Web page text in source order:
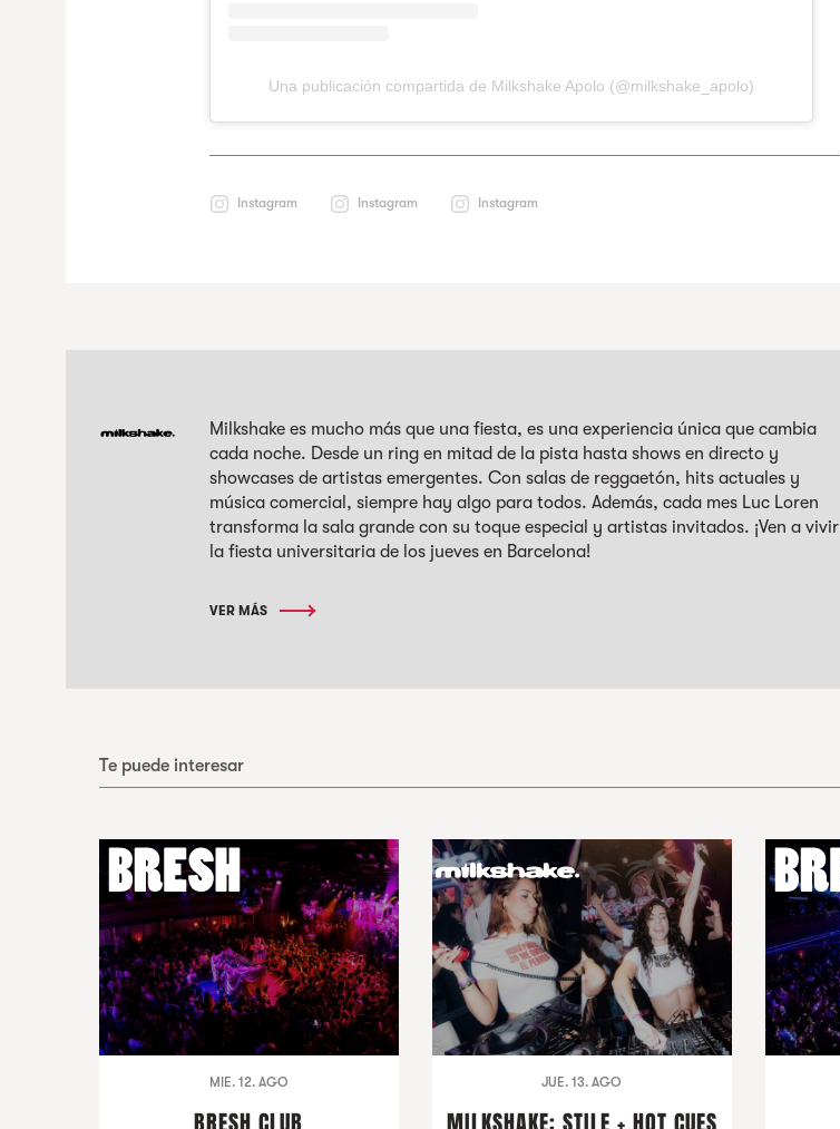
Una publicación compartida de Milkshake Apolo (@milkshake_apolo)
Instagram Instagram Instagram
Milkshake es mucho más que una fiesta, es una experiencia única que cambia
cada noche. Desde un ring en mitad de la pista hasta shows en directo y
showcases de artistas emergentes. Con salas de reggaetón, hits actuales y
música comercial, siempre hay algo para todos. Además, cada mes Luc Loren
transforma la sala grande con su toque especial y artistas invitados. ¡Ven a vivir
la fiesta universitaria de los jueves en Barcelona!
VER MÁS
Te puede interesar
MIE. 12. AGO JUE. 13. AGO